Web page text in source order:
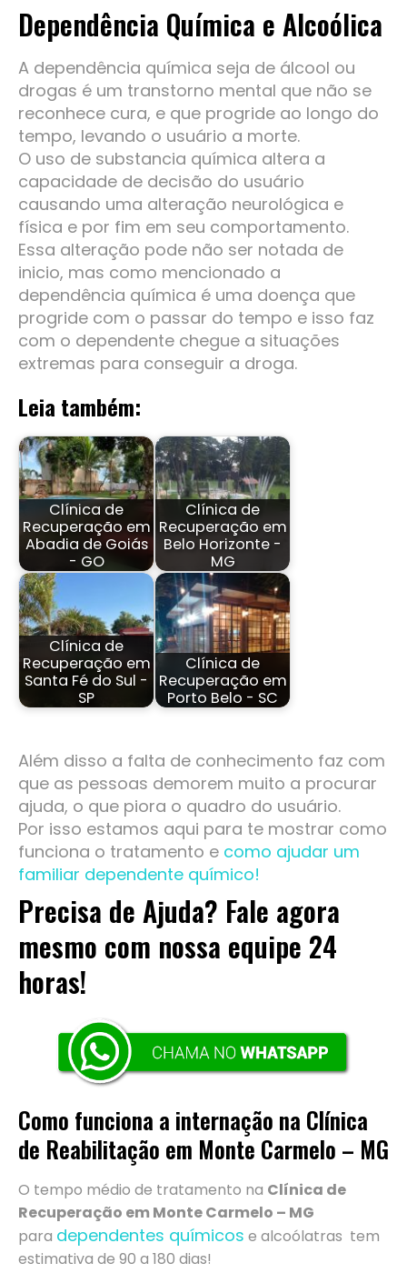
Dependência Química e Alcoólica
A dependência química seja de álcool ou
drogas é um transtorno mental que não se
reconhece cura, e que progride ao longo do
tempo, levando o usuário a morte.
O uso de substancia química altera a
capacidade de decisão do usuário
causando uma alteração neurológica e
física e por fim em seu comportamento.
Essa alteração pode não ser notada de
inicio, mas como mencionado a
dependência química é uma doença que
progride com o passar do tempo e isso faz
com o dependente chegue a situações
extremas para conseguir a droga.
Leia também:
Clínica de
Recuperação em
Abadia de Goiás
- GO
Clínica de
Recuperação em
Belo Horizonte -
MG
Clínica de
Recuperação em
Santa Fé do Sul -
SP
Clínica de
Recuperação em
Porto Belo - SC
Além disso a falta de conhecimento faz com
que as pessoas demorem muito a procurar
ajuda, o que piora o quadro do usuário.
Por isso estamos aqui para te mostrar como
funciona o tratamento e como ajudar um
familiar dependente químico!
Precisa de Ajuda? Fale agora
mesmo com nossa equipe 24
horas!
Como funciona a internação na Clínica
de Reabilitação em Monte Carmelo – MG
O tempo médio de tratamento na Clínica de
Recuperação em Monte Carmelo – MG
para dependentes químicos e alcoólatras tem
estimativa de 90 a 180 dias!